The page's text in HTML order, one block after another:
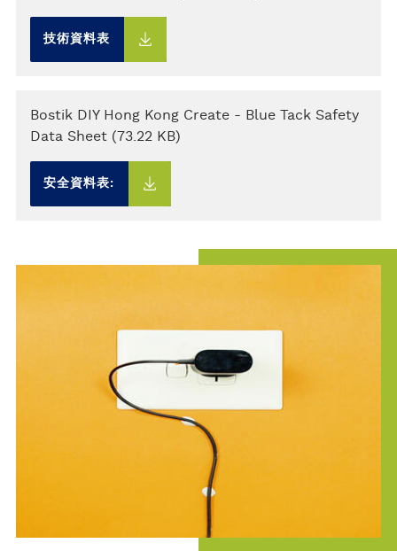
技術資料表
Bostik DIY Hong Kong Create - Blue Tack Safety
Data Sheet (73.22 KB)
安全資料表: